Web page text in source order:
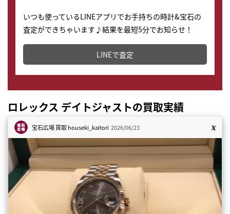
いつも使っているLINEアプリでお手持ちの時計&宝石の
査定ができちゃいます♪結果を最短5分でお知らせ！
どこからでもすぐに査定金額を知ることが出来ます。
LINEで査定
ロレックス デイトジャストの買取実績
宝石広場 買取houseki_kaitori 2026/06/23